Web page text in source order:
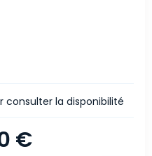
€
consulter la disponibilité